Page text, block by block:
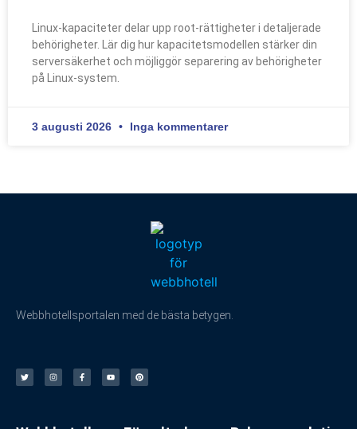
Linux-kapaciteter delar upp root-rättigheter i detaljerade
behörigheter. Lär dig hur kapacitetsmodellen stärker din
serversäkerhet och möjliggör separering av behörigheter
på Linux-system.
3 augusti 2026 Inga kommentarer
Webbhotellsportalen med de bästa betygen.